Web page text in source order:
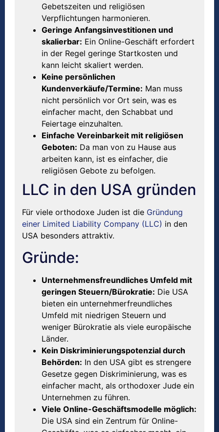
Gebetszeiten und religiösen
Verpflichtungen harmonieren.
Geringe Anfangsinvestitionen und
skalierbar: Ein Online-Geschäft erfordert
in der Regel geringe Startkosten und
kann leicht skaliert werden.
Keine persönlichen
Kundenverkäufe/Termine: Man muss
nicht persönlich vor Ort sein, was es
einfacher macht, den Schabbat und
Feiertage einzuhalten.
Einfache Vereinbarkeit mit religiösen
Geboten: Da man von zu Hause aus
arbeiten kann, ist es einfacher, die
religiösen Gebote zu befolgen.
LLC in den USA gründen
Für viele orthodoxe Juden ist die Gründung
einer Limited Liability Company (LLC) in den
USA besonders attraktiv.
Gründe:
Unternehmensfreundliches Umfeld mit
geringen Steuern/Bürokratie: Die USA
bieten ein unternehmerfreundliches
Umfeld mit niedrigen Steuern und
weniger Bürokratie als viele europäische
Länder.
Kein Diskriminierungspotenzial durch
Behörden: In den USA gibt es strengere
Gesetze gegen Diskriminierung, was es
einfacher macht, als orthodoxer Jude ein
Unternehmen zu führen.
Viele Online-Geschäftsmodelle möglich:
Die USA sind ein Zentrum für Online-